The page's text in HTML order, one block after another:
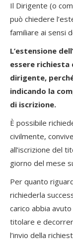
Il Dirigente (o
può chiedere
familiare ai sensi
L’estensione
essere richiesta
dirigente,
indicando la
di iscrizione.
È possibile
civilmente,
all’iscrizione del
giorno del mese
Per quanto
richiederla
carico abbia
titolare e
l’invio della